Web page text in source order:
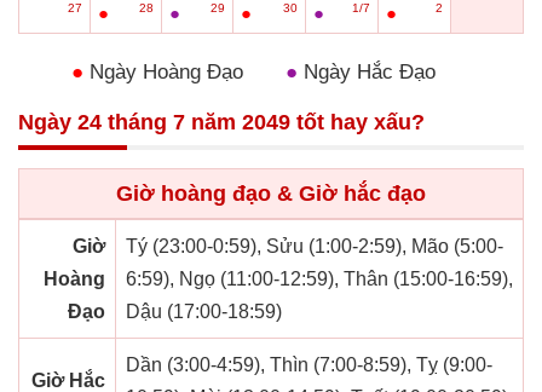
27
●
28
●
29
●
30
●
1/7
●
2
● Ngày Hoàng Đạo ● Ngày Hắc Đạo
Ngày 24 tháng 7 năm 2049 tốt hay xấu?
Giờ hoàng đạo & Giờ hắc đạo
Giờ
Hoàng
Đạo
Tý (23:00-0:59), Sửu (1:00-2:59), Mão (5:00-
6:59), Ngọ (11:00-12:59), Thân (15:00-16:59),
Dậu (17:00-18:59)
Giờ Hắc
Dần (3:00-4:59), Thìn (7:00-8:59), Tỵ (9:00-